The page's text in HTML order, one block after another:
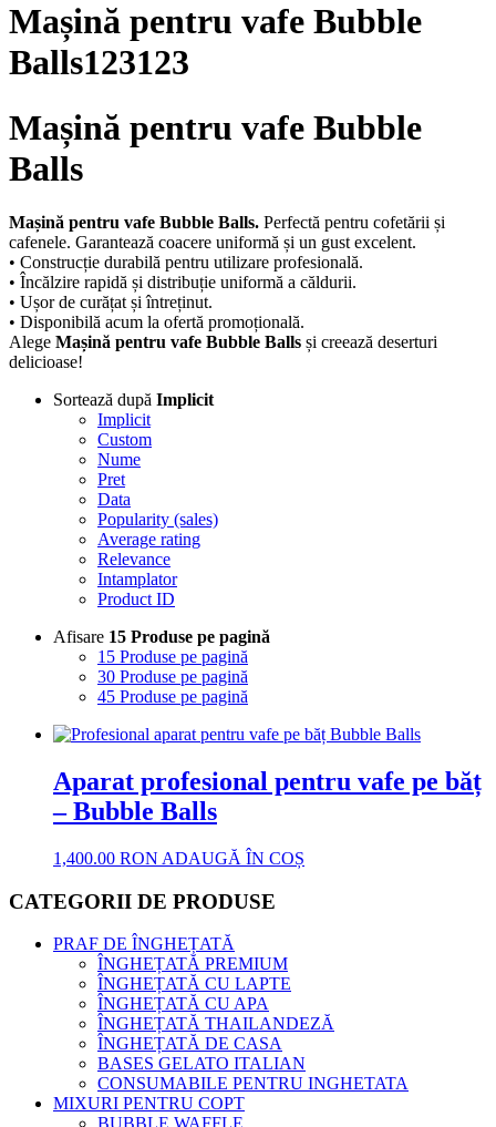
Mașină pentru vafe Bubble
Balls123123
Mașină pentru vafe Bubble
Balls
Mașină pentru vafe Bubble Balls. Perfectă pentru cofetării și
cafenele. Garantează coacere uniformă și un gust excelent.
• Construcție durabilă pentru utilizare profesională.
• Încălzire rapidă și distribuție uniformă a căldurii.
• Ușor de curățat și întreținut.
• Disponibilă acum la ofertă promoțională.
Alege Mașină pentru vafe Bubble Balls și creează deserturi
delicioase!
Sortează după Implicit
Implicit
Custom
Nume
Pret
Data
Popularity (sales)
Average rating
Relevance
Intamplator
Product ID
Afisare 15 Produse pe pagină
15 Produse pe pagină
30 Produse pe pagină
45 Produse pe pagină
Aparat profesional pentru vafe pe băț
– Bubble Balls
1,400.00 RON ADAUGĂ ÎN COȘ
CATEGORII DE PRODUSE
PRAF DE ÎNGHEȚATĂ
ÎNGHEȚATĂ PREMIUM
ÎNGHEȚATĂ CU LAPTE
ÎNGHEȚATĂ CU APA
ÎNGHEȚATĂ THAILANDEZĂ
ÎNGHEȚATĂ DE CASA
BASES GELATO ITALIAN
CONSUMABILE PENTRU INGHETATA
MIXURI PENTRU COPT